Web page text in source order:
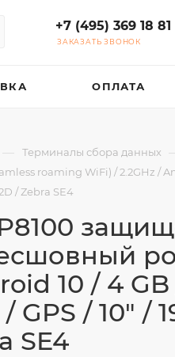
+7 (495) 369 18 81
ЗАКАЗАТЬ ЗВОНОК
ОПЛАТА
— Терминалы сбора данных
roaming WiFi) / 2.2GHz /
/ Zebra SE4
10 / 4
/ 10" /
SE4